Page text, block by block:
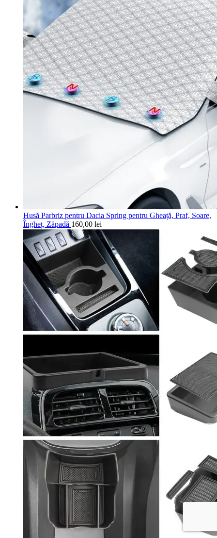
Husă Parbriz pentru Dacia Spring pentru Gheață, Praf, Soare,
Îngheț, Zăpadă 160,00 lei